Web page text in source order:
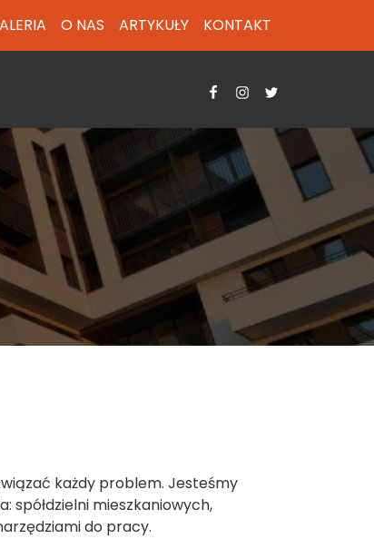
O NAS ARTYKUŁY KONTAKT
każdy problem. Jesteśmy
spółdzielni mieszkaniowych,
do pracy.